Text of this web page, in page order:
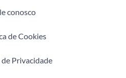
conosco
de Cookies
Privacidade